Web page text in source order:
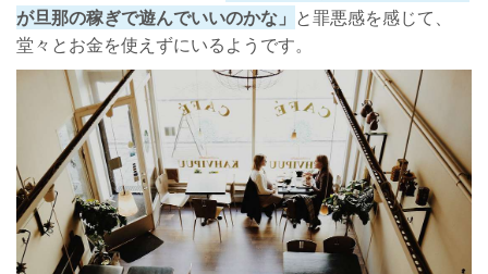
が旦那の稼ぎで遊んでいいのかな」 と罪悪感を感じて、
堂々とお金を使えずにいるようです。